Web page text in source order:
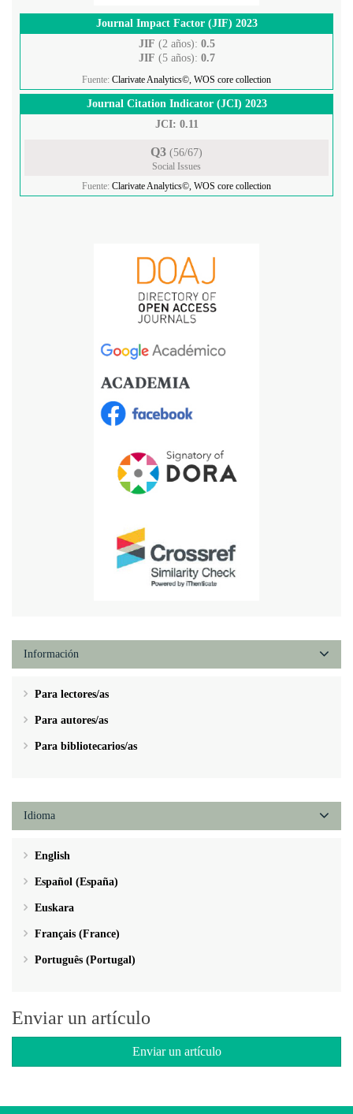
Journal Impact Factor (JIF) 2023
JIF (2 años): 0.5
JIF (5 años): 0.7
Fuente: Clarivate Analytics©, WOS core collection
Journal Citation Indicator (JCI) 2023
JCI: 0.11
Q3 (56/67)
Social Issues
Fuente: Clarivate Analytics©, WOS core collection
Información
Para lectores/as
Para autores/as
Para bibliotecarios/as
Idioma
English
Español (España)
Euskara
Français (France)
Português (Portugal)
Enviar un artículo
Enviar un artículo